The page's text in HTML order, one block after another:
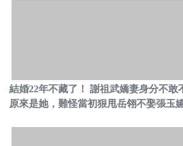
結婚22年不藏了！ 謝祖武嬌妻身分不敢
原來是她，難怪當初狠甩岳翎不娶張玉